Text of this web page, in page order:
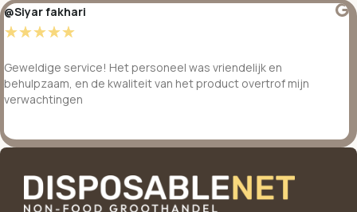
@Siyar fakhari
☆☆☆☆☆
Geweldige service! Het personeel was vriendelijk en
behulpzaam, en de kwaliteit van het product overtrof mijn
verwachtingen